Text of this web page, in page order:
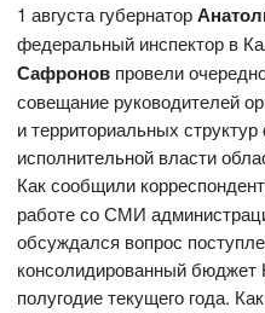
1 августа губернатор
федеральный инспектор в
Сафронов провели
совещание руководителей
и территориальных
исполнительной власти
Как сообщили
работе со СМИ
обсуждался вопрос
консолидированный бюджет
полугодие текущего года.